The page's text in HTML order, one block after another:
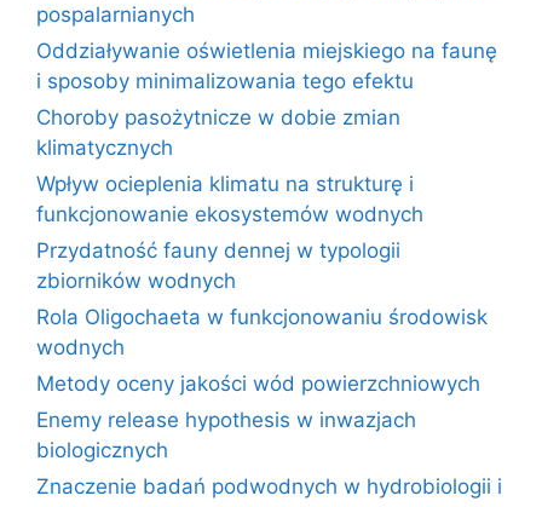
pospalarnianych
Oddziaływanie oświetlenia miejskiego na faunę
i sposoby minimalizowania tego efektu
Choroby pasożytnicze w dobie zmian
klimatycznych
Wpływ ocieplenia klimatu na strukturę i
funkcjonowanie ekosystemów wodnych
Przydatność fauny dennej w typologii
zbiorników wodnych
Rola Oligochaeta w funkcjonowaniu środowisk
wodnych
Metody oceny jakości wód powierzchniowych
Enemy release hypothesis w inwazjach
biologicznych
Znaczenie badań podwodnych w hydrobiologii i